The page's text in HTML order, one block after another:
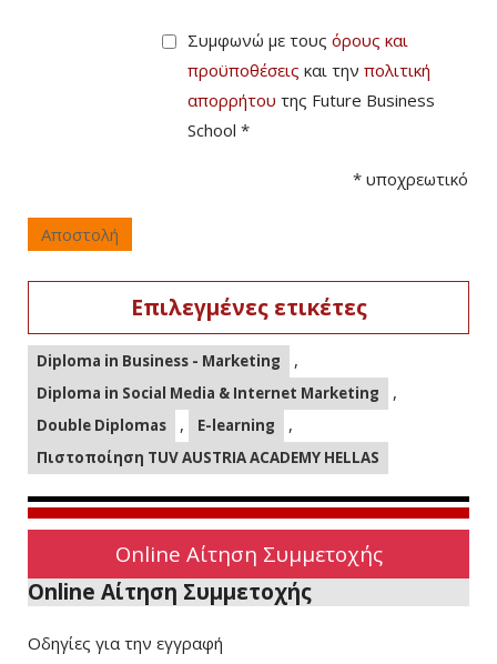
Συμφωνώ με τους όρους και
προϋποθέσεις και την πολιτική
απορρήτου της Future Business
School *
* υποχρεωτικό
Αποστολή
Επιλεγμένες ετικέτες
Diploma in Business - Marketing ,
Diploma in Social Media & Internet Marketing ,
Double Diplomas , E-learning ,
Πιστοποίηση TUV AUSTRIA ACADEMY HELLAS
Online Αίτηση Συμμετοχής
Online Αίτηση Συμμετοχής
Οδηγίες για την εγγραφή